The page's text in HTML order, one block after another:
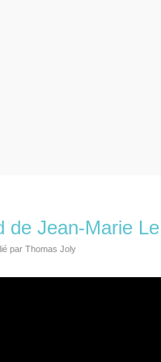
de Jean-Marie
par Thomas Joly